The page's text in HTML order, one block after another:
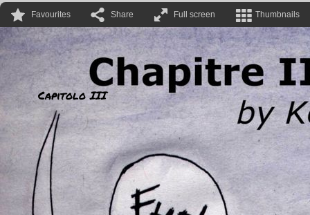
Favourites Share Full screen Thumbnails
Capitolo III